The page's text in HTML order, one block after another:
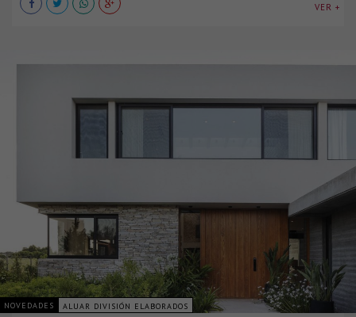
VER +
NOVEDADES ALUAR DIVISIÓN ELABORADOS